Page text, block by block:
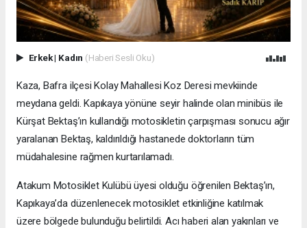
Erkek| Kadın (Haberi Sesli Oku)
Kaza, Bafra ilçesi Kolay Mahallesi Koz Deresi mevkiinde
meydana geldi. Kapıkaya yönüne seyir halinde olan minibüs ile
Kürşat Bektaş’ın kullandığı motosikletin çarpışması sonucu ağır
yaralanan Bektaş, kaldırıldığı hastanede doktorların tüm
müdahalesine rağmen kurtarılamadı.
Atakum Motosiklet Kulübü üyesi olduğu öğrenilen Bektaş’ın,
Kapıkaya’da düzenlenecek motosiklet etkinliğine katılmak
üzere bölgede bulunduğu belirtildi. Acı haberi alan yakınları ve